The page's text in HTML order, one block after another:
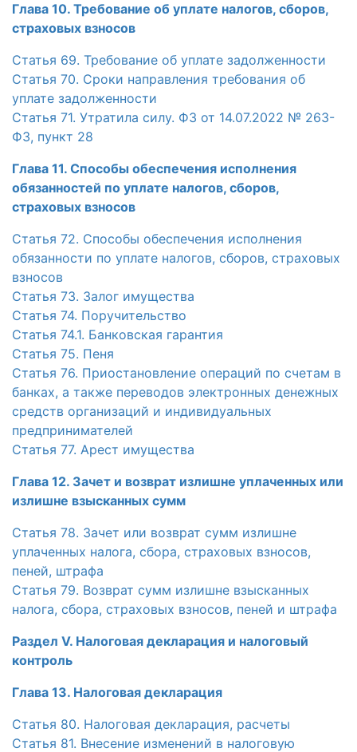
Глава 10. Требование об уплате налогов, сборов,
страховых взносов
Статья 69. Требование об уплате задолженности
Статья 70. Сроки направления требования об
уплате задолженности
Статья 71. Утратила силу. ФЗ от 14.07.2022 № 263-
ФЗ, пункт 28
Глава 11. Способы обеспечения исполнения
обязанностей по уплате налогов, сборов,
страховых взносов
Статья 72. Способы обеспечения исполнения
обязанности по уплате налогов, сборов, страховых
взносов
Статья 73. Залог имущества
Статья 74. Поручительство
Статья 74.1. Банковская гарантия
Статья 75. Пеня
Статья 76. Приостановление операций по счетам в
банках, а также переводов электронных денежных
средств организаций и индивидуальных
предпринимателей
Статья 77. Арест имущества
Глава 12. Зачет и возврат излишне уплаченных или
излишне взысканных сумм
Статья 78. Зачет или возврат сумм излишне
уплаченных налога, сбора, страховых взносов,
пеней, штрафа
Статья 79. Возврат сумм излишне взысканных
налога, сбора, страховых взносов, пеней и штрафа
Раздел V. Налоговая декларация и налоговый
контроль
Глава 13. Налоговая декларация
Статья 80. Налоговая декларация, расчеты
Статья 81. Внесение изменений в налоговую